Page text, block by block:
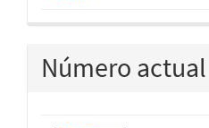
Número actual